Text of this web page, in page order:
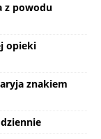
z powodu
opieki
znakiem